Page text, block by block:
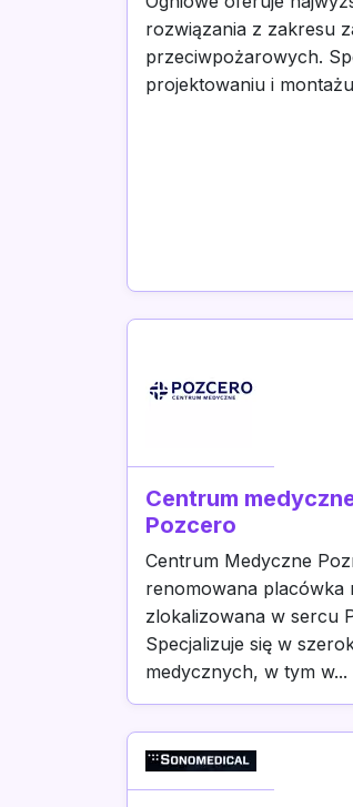
rozwiązania z zakresu
przeciwpożarowych.
projektowaniu i
Centrum
Pozcero
Centrum Medyczne
renomowana placówka
zlokalizowana w sercu
Specjalizuje się w
medycznych, w tym w...